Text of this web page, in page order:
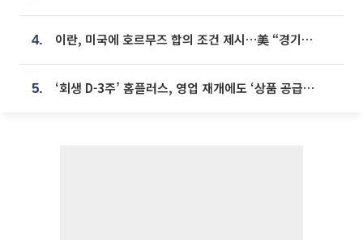
4. 이란, 미국에 호르무즈 합의 조건 제시…美 “경기 아직 안 끝나” [종합]
5. ‘회생 D-3주’ 홈플러스, 영업 재개에도 ‘상품 공급망’ 복구가 생존 관건